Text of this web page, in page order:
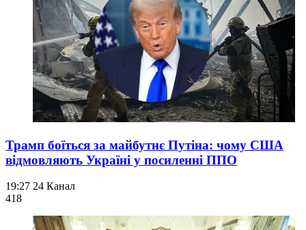
Трамп боїться за майбутнє Путіна: чому США
відмовляють Україні у посиленні ППО
19:27 24 Канал
418